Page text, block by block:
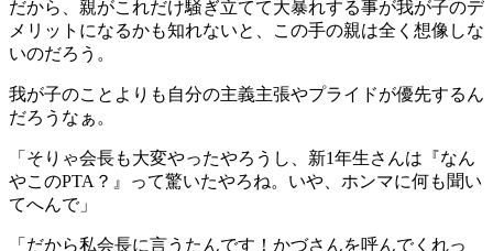
だから、親がこれだけ騒ぎ立てて大暴れする事が我が子のデ
メリットになるかも知れないと、この手の親は全く想像しな
いのだろう。
我が子のことよりも自分の主義主張やプライドが優先するん
だろうなぁ。
「そりゃ会長も大変やったやろうし、新1年生さんは『なん
やこのPTA？』って驚いたやろね。いや、ホンマに何も聞い
てへんで」
「だから私会長に言うたんです！かづさんを呼んでくれっ